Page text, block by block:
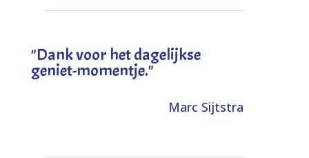
"Dank voor het dagelijkse
geniet-momentje."
Marc Sijtstra